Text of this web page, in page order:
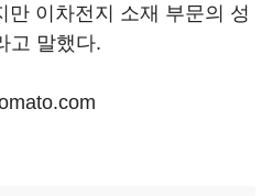
만 이차전지 소재 부문의 성
고 말했다.